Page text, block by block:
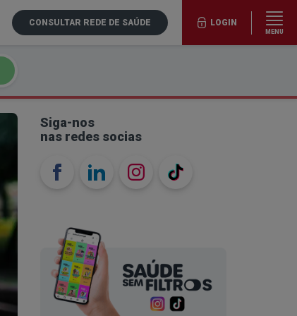
CONSULTAR REDE DE SAÚDE LOGIN
MENU
Siga-nos
nas redes socias